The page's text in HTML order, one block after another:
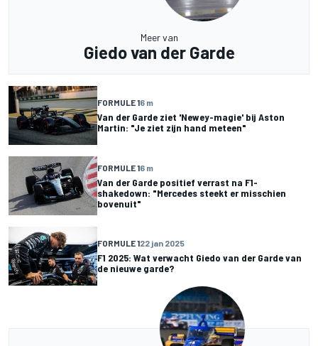
Meer van
Giedo van der Garde
FORMULE 16 m
Van der Garde ziet 'Newey-magie' bij Aston
Martin: "Je ziet zijn hand meteen"
FORMULE 16 m
Van der Garde positief verrast na F1-
shakedown: "Mercedes steekt er misschien
bovenuit"
FORMULE 122 jan 2025
F1 2025: Wat verwacht Giedo van der Garde van
de nieuwe garde?